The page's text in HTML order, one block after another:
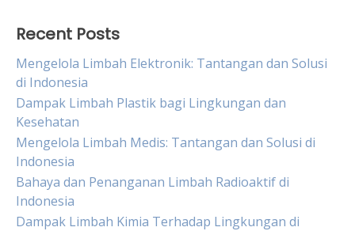
Recent Posts
Mengelola Limbah Elektronik: Tantangan dan Solusi
di Indonesia
Dampak Limbah Plastik bagi Lingkungan dan
Kesehatan
Mengelola Limbah Medis: Tantangan dan Solusi di
Indonesia
Bahaya dan Penanganan Limbah Radioaktif di
Indonesia
Dampak Limbah Kimia Terhadap Lingkungan di